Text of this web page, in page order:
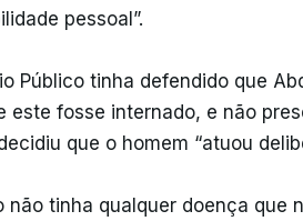
pessoal”.
Público tinha defendido que
este fosse internado, e não
que o homem “atuou
não tinha qualquer doença que